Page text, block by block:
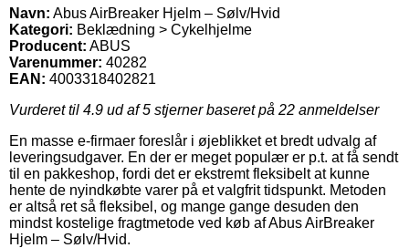
Navn: Abus AirBreaker Hjelm – Sølv/Hvid
Kategori: Beklædning > Cykelhjelme
Producent: ABUS
Varenummer: 40282
EAN: 4003318402821
Vurderet til 4.9 ud af 5 stjerner baseret på 22 anmeldelser
En masse e-firmaer foreslår i øjeblikket et bredt udvalg af
leveringsudgaver. En der er meget populær er p.t. at få sendt
til en pakkeshop, fordi det er ekstremt fleksibelt at kunne
hente de nyindkøbte varer på et valgfrit tidspunkt. Metoden
er altså ret så fleksibel, og mange gange desuden den
mindst kostelige fragtmetode ved køb af Abus AirBreaker
Hjelm – Sølv/Hvid.